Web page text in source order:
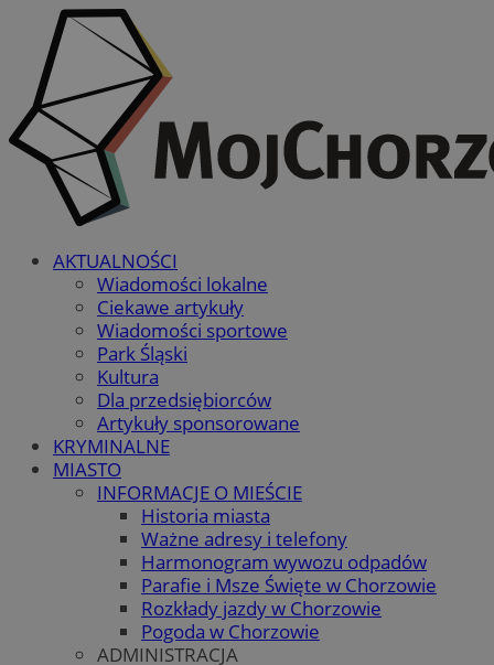
AKTUALNOŚCI
Wiadomości lokalne
Ciekawe artykuły
Wiadomości sportowe
Park Śląski
Kultura
Dla przedsiębiorców
Artykuły sponsorowane
KRYMINALNE
MIASTO
INFORMACJE O MIEŚCIE
Historia miasta
Ważne adresy i telefony
Harmonogram wywozu odpadów
Parafie i Msze Święte w Chorzowie
Rozkłady jazdy w Chorzowie
Pogoda w Chorzowie
ADMINISTRACJA